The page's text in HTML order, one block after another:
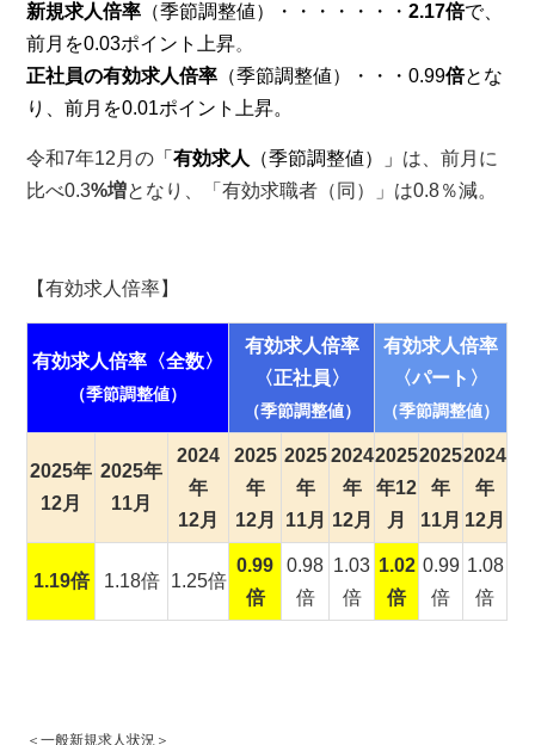
新規求人倍率 （季節調整値）・・・・・・・2.17倍で、
前月を0.03ポイント上昇。
正社員の有効求人倍率 （季節調整値） ・・・0.99倍とな
り、前月を0.01ポイント上昇。
令和7年12月の 「有効求人 （季節調整値） 」 は、前月に
比べ0.3%増となり、「有効求職者（同）」は0.8％減。
【有効求人倍率】
有効求人倍率〈全数〉
（季節調整値）
有効求人倍率
〈正社員〉
（季節調整値）
有効求人倍率
〈パート〉
（季節調整値）
2025年
12月
2025年
11月
2024
年
12月
2025
年
12月
2025
年
11月
2024
年
12月
2025
年12
月
2025
年
11月
2024
年
12月
1.19倍 1.18倍 1.25倍
0.99
倍
0.98
倍
1.03
倍
1.02
倍
0.99
倍
1.08
倍
＜一般新規求人状況＞